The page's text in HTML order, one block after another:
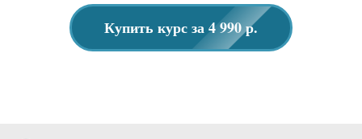
Купить курс за 4 990 р.